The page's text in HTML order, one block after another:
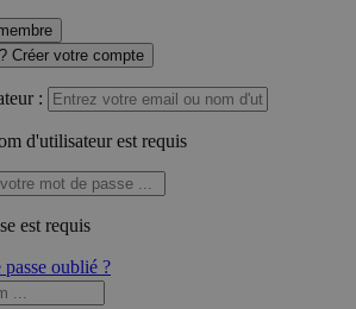
Créer votre compte
:
d'utilisateur est requis
est requis
oublié ?